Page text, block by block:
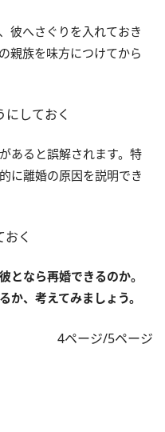
彼へさぐりを入れておき
親族を味方につけてから
しておく
あると誤解されます。特
に離婚の原因を説明でき
く
なら再婚できるのか。
か、考えてみましょう。
4ページ/5ページ